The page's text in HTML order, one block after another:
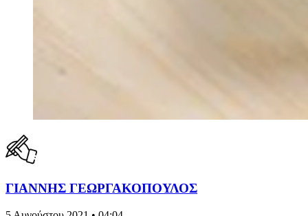
ΓΙΑΝΝΗΣ ΓΕΩΡΓΑΚΟΠΟΥΛΟΣ